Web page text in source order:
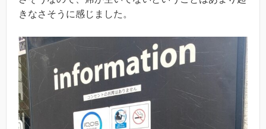
きなさそうに感じました。